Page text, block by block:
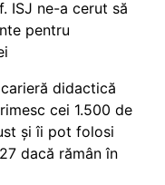
ISJ ne-a cerut să
pentru
didactică
cei 1.500 de
și îi pot folosi
dacă rămân în